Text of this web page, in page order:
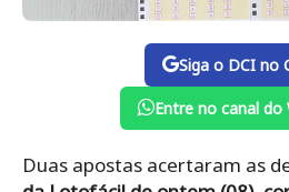
Siga o DCI no
Entre no canal do
Duas apostas acertaram as